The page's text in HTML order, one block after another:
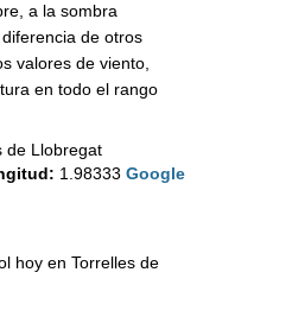
a la sombra
de otros
valores de viento,
en todo el rango
de Llobregat
1.98333 Google
hoy en Torrelles de